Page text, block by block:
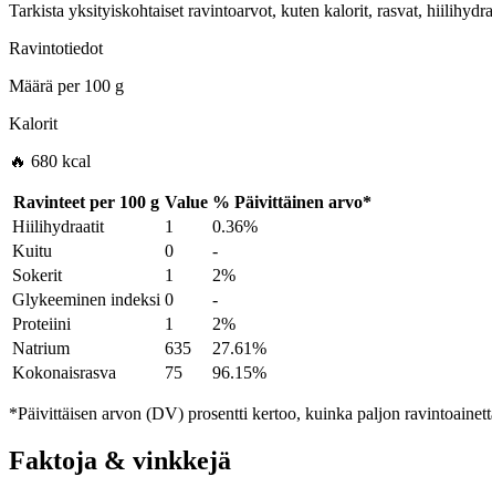
Tarkista yksityiskohtaiset ravintoarvot, kuten kalorit, rasvat,
Ravintotiedot
Määrä per100 g
Kalorit
🔥 680 kcal
Ravinteet per 100 g Value % Päivittäinen arvo*
Hiilihydraatit
1
0.36%
Kuitu
0
-
Sokerit
1
2%
Glykeeminen indeksi 0
-
Proteiini
1
2%
Natrium
635
27.61%
Kokonaisrasva
75 96.15%
*Päivittäisen arvon (DV) prosentti kertoo, kuinka paljon
Faktoja & vinkkejä